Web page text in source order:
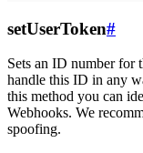
setUserToken#
Sets an ID number for
handle this ID in any
this method you can
Webhooks. We
spoofing.